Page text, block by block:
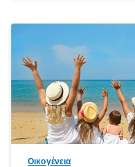
Οικογένεια